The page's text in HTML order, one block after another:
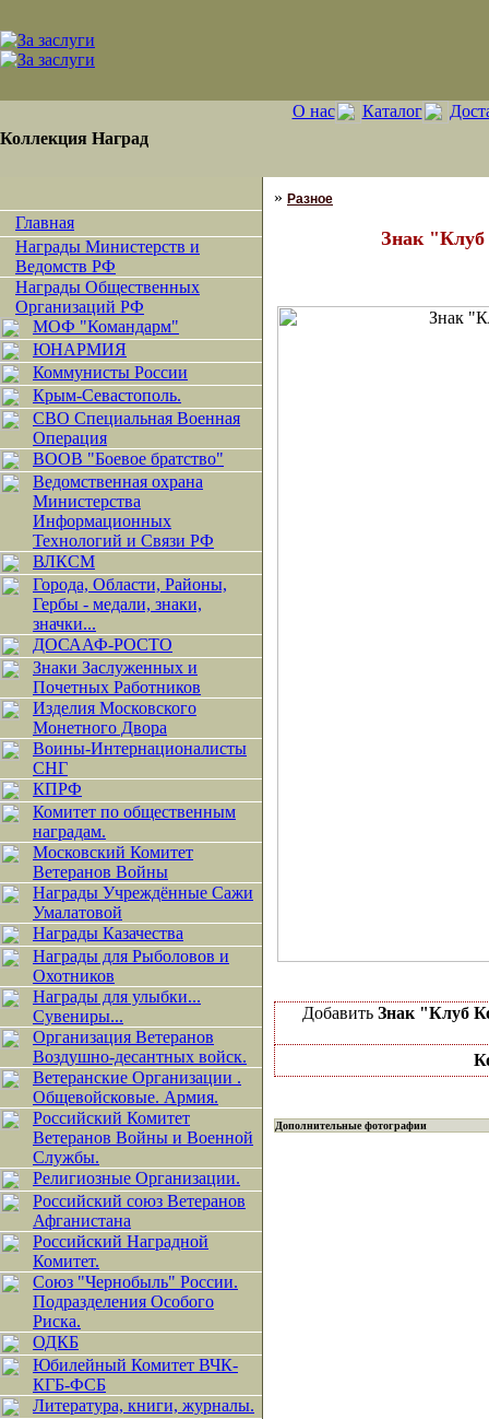
Коллекция Наград
О нас Каталог
Главная
Награды Министерств и
Ведомств РФ
Награды Общественных
Организаций РФ
МОФ "Командарм"
ЮНАРМИЯ
Коммунисты России
Крым-Севастополь.
СВО Специальная Военная
Операция
ВООВ "Боевое братство"
Ведомственная охрана
Министерства
Информационных
Технологий и Связи РФ
ВЛКСМ
Города, Области, Районы,
Гербы - медали, знаки,
значки...
ДОСААФ-РОСТО
Знаки Заслуженных и
Почетных Работников
Изделия Московского
Монетного Двора
Воины-Интернационалисты
СНГ
КПРФ
Комитет по общественным
наградам.
Московский Комитет
Ветеранов Войны
Награды Учреждённые Сажи
Умалатовой
Награды Казачества
Награды для Рыболовов и
Охотников
Награды для улыбки...
Сувениры...
Организация Ветеранов
Воздушно-десантных войск.
Ветеранские Организации .
Общевойсковые. Армия.
Российский Комитет
Ветеранов Войны и Военной
Службы.
Религиозные Организации.
Российский союз Ветеранов
Афганистана
Российский Наградной
Комитет.
Союз "Чернобыль" России.
Подразделения Особого
Риска.
ОДКБ
Юбилейный Комитет ВЧК-
КГБ-ФСБ
Литература, книги, журналы.
» Разное
Знак "Клуб
Добавить Знак "Клуб
Дополнительные фотографии